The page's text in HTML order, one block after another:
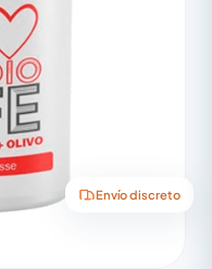
Envío discreto